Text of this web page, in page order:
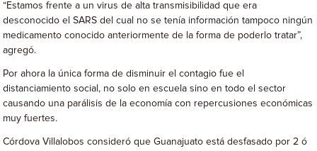
“Estamos frente a un virus de alta transmisibilidad que era
desconocido el SARS del cual no se tenía información tampoco ningún
medicamento conocido anteriormente de la forma de poderlo tratar”,
agregó.
Por ahora la única forma de disminuir el contagio fue el
distanciamiento social, no solo en escuela sino en todo el sector
causando una parálisis de la economía con repercusiones económicas
muy fuertes.
Córdova Villalobos consideró que Guanajuato está desfasado por 2 ó